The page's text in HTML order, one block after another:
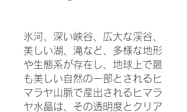
氷河、深い峡谷、広大な渓谷、
美しい湖、滝など、多様な地形
や生態系が存在し、地球上で最
も美しい自然の一部とされるヒ
マラヤ山脈で産出されるヒマラ
ヤ水晶は、その透明度とクリア